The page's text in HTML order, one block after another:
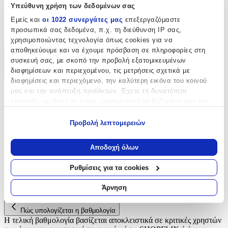
Υπεύθυνη χρήση των δεδομένων σας
Εμείς και οι 1022 συνεργάτες μας επεξεργαζόμαστε
προσωπικά σας δεδομένα, π.χ. τη διεύθυνση IP σας,
χρησιμοποιώντας τεχνολογία όπως cookies για να
αποθηκεύουμε και να έχουμε πρόσβαση σε πληροφορίες στη
συσκευή σας, με σκοπό την προβολή εξατομικευμένων
διαφημίσεων και περιεχομένου, τις μετρήσεις σχετικά με
διαφημίσεις και περιεχόμενο, την καλύτερη εικόνα του κοινού
μας και την ανάπτυξη προϊόντων. Έχετε τη δυνατότητα
Να συλλέξουμε πληροφορίες σχετικά με τη γεωγραφική
σας τοποθεσία, οι οποίες μπορεί να είναι ακριβείς σε
απόσταση μερικών μέτρων
Να αναγνωρίσουμε τη συσκευή σας σαρώνοντας ενεργά
για συγκεκριμένα χαρακτηριστικά (δακτυλικό αποτύπωμα)
Μάθετε περισσότερα σχετικά με τον τρόπο επεξεργασίας των
προσωπικών σας δεδομένων και καθορίστε τις προτιμήσεις σας
στηνενότητα “Λεπτομέρειες”. Μπορείτε να αλλάξετε ή να
ανακαλέσετε τη συγκατάθεσή σας ανά πάσα στιγμή από τη
Προβολή λεπτομερειών
Αποδοχή όλων
Ρυθμίσεις για τα cookies
Άρνηση
Φερμουάρ
Χαρακτηριστικά
+
Χαρακτηριστικά
Αξιολογήσεις
Προς το παρόν δεν υπάρχουν άλλες αξιολογήσεις. Όταν
προστεθούν, θα εμφανιστούν εδώ.
Πώς υπολογίζεται η βαθμολογία
Η τελική βαθμολογία βασίζεται αποκλειστικά σε κριτικές χρηστών